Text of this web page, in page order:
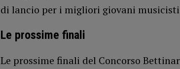
di lancio per i migliori giovani
Le prossime finali
Le prossime finali del Concorso